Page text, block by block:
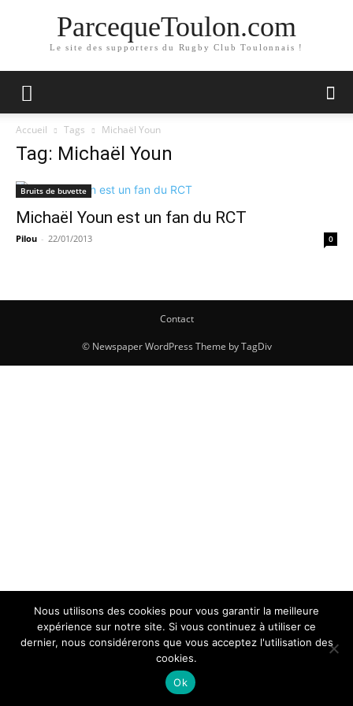
ParcequeToulon.com
Le site des supporters du Rugby Club Toulonnais !
Accueil Tags Michaël Youn
Tag: Michaël Youn
Bruits de buvette
Michaël Youn est un fan du RCT
Pilou - 22/01/2013 0
Contact
© Newspaper WordPress Theme by TagDiv
Nous utilisons des cookies pour vous garantir la meilleure
expérience sur notre site. Si vous continuez à utiliser ce
dernier, nous considérerons que vous acceptez l'utilisation des
cookies.
Ok